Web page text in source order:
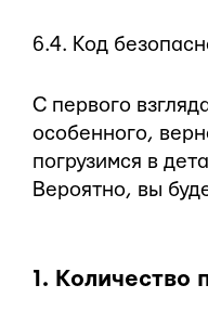
6.4. Код
С первого
особенного,
погрузимся в
Вероятно, вы
1. Количество